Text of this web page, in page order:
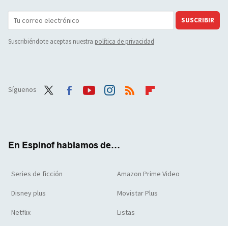
SUSCRIBIR
Suscribiéndote aceptas nuestra política de privacidad
Síguenos
En Espinof hablamos de...
Series de ficción Amazon Prime Video
Disney plus Movistar Plus
Netflix Listas